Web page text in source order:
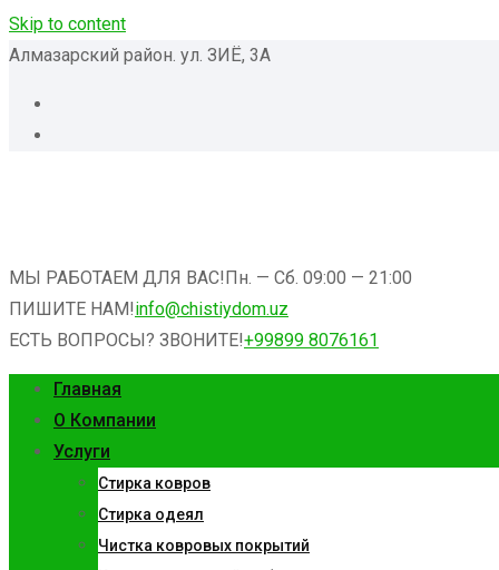
Skip to content
Алмазарский район. ул. ЗИЁ, 3А
МЫ РАБОТАЕМ ДЛЯ ВАС!Пн. — Cб. 09:00 — 21:00
ПИШИТЕ НАМ!info@chistiydom.uz
ЕСТЬ ВОПРОСЫ? ЗВОНИТЕ!+99899 8076161
Главная
О Компании
Услуги
Стирка ковров
Стирка одеял
Чистка ковровых покрытий